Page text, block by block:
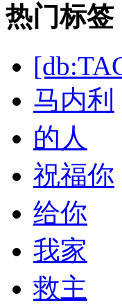
热门标签
马内利
的人
祝福你
给你
我家
救主